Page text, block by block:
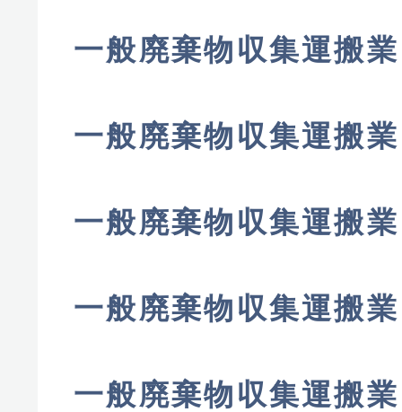
一般廃棄物収集運搬業
一般廃棄物収集運搬業
一般廃棄物収集運搬業
一般廃棄物収集運搬業
一般廃棄物収集運搬業